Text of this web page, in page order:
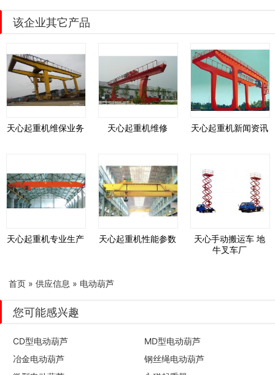
该企业其它产品
天心起重机维保业务 天心起重机维修 天心起重机新闻资讯
天心起重机专业生产 天心起重机性能参数
天心手动搬运车 地
牛叉车厂
首页 » 供应信息 » 电动葫芦
您可能感兴趣
CD型电动葫芦
MD型电动葫芦
冶金电动葫芦
钢丝绳电动葫芦